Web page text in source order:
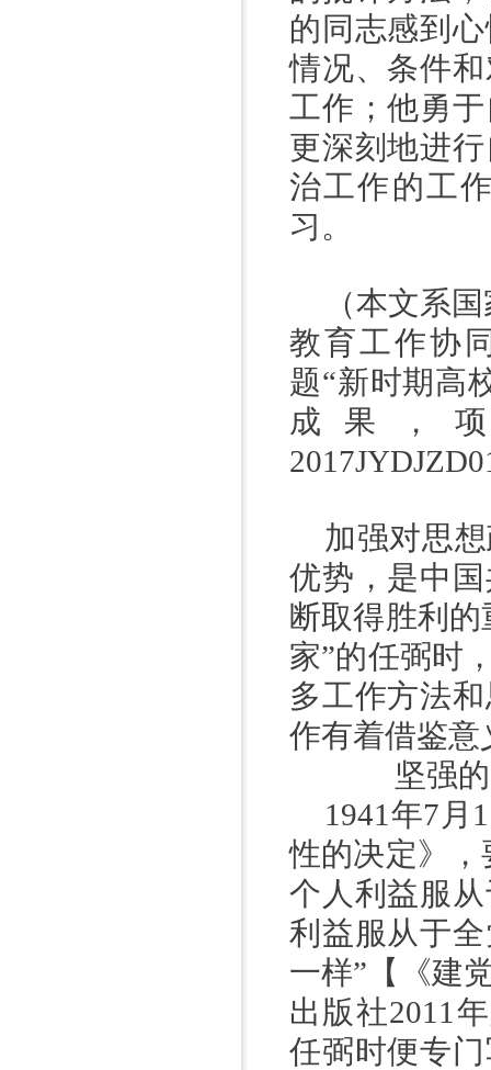
的同志感到
情况、条件
工作；他勇
更深刻地进
治工作的工
习。
（本文系
教育工作协
题“新时期高
成果，
加强对思
优势，是中
断取得胜利
家”的任弼时
多工作方法
作有着借鉴意
坚强
1941 年7 月 1
性的决定》，
个人利益服
利益服从于
一样”【《建
出版社2011
任弼时便专